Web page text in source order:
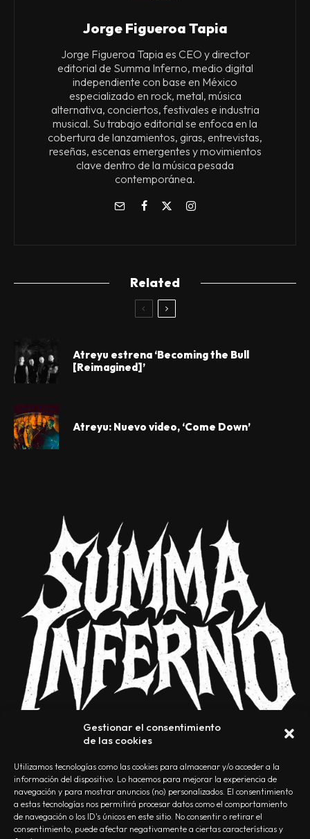
Gestionar el consentimiento
de las cookies
Utilizamos tecnologías como las cookies para almacenar y/o acceder a la
información del dispositivo. Lo hacemos para mejorar la experiencia de
navegación y para mostrar anuncios (no) personalizados. El consentimiento
a estas tecnologías nos permitirá procesar datos como el comportamiento
de navegación o los ID's únicos en este sitio. No consentir o retirar el
consentimiento, puede afectar negativamente a ciertas características y
Jorge Figueroa Tapia
Jorge Figueroa Tapia es CEO y director
editorial de Summa Inferno, medio digital
independiente con base en México
especializado en rock, metal, música
alternativa, conciertos, festivales e industria
musical. Su trabajo editorial se enfoca en la
cobertura de lanzamientos, giras, entrevistas,
reseñas, escenas emergentes y movimientos
clave dentro de la música pesada
contemporánea.
Related
Atreyu estrena ‘Becoming the Bull
[Reimagined]’
Atreyu: Nuevo video, ‘Come Down’
NOSOTROS CONTACTO EDITORIAL POLÍTICA DE PRIVACIDAD